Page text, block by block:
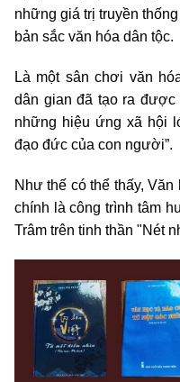
những giá trị truyền
bản sắc văn hóa dân tộc.
Là một sân chơi văn
dân gian đã tạo ra
những hiệu ứng xã hội
đạo đức của con người”.
Như thế có thể thấy,
chính là công trình tâm
Trâm trên tinh thần "Nét